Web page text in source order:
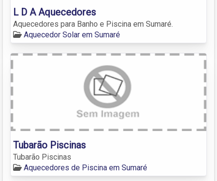
L D A Aquecedores
Aquecedores para Banho e Piscina em Sumaré.
Aquecedor Solar em Sumaré
Tubarão Piscinas
Tubarão Piscinas
Aquecedores de Piscina em Sumaré